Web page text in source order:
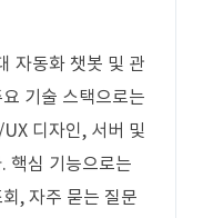
자동화 챗봇 및 관
기술 스택으로는
디자인, 서버 및
핵심 기능으로는
, 자주 묻는 질문